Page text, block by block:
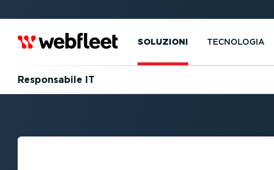
SOLUZIONI TECNOLOGIA
Respon­sabile IT
RESPON­SABILE